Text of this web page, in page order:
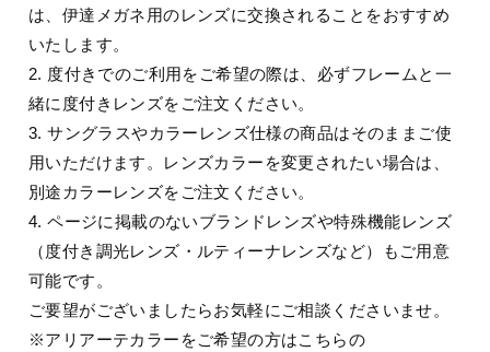
は、伊達メガネ用のレンズに交換されることをおすすめ
いたします。
2. 度付きでのご利用をご希望の際は、必ずフレームと一
緒に度付きレンズをご注文ください。
3. サングラスやカラーレンズ仕様の商品はそのままご使
用いただけます。レンズカラーを変更されたい場合は、
別途カラーレンズをご注文ください。
4. ページに掲載のないブランドレンズや特殊機能レンズ
（度付き調光レンズ・ルティーナレンズなど）もご用意
可能です。
ご要望がございましたらお気軽にご相談くださいませ。
※アリアーテカラーをご希望の方はこちらの